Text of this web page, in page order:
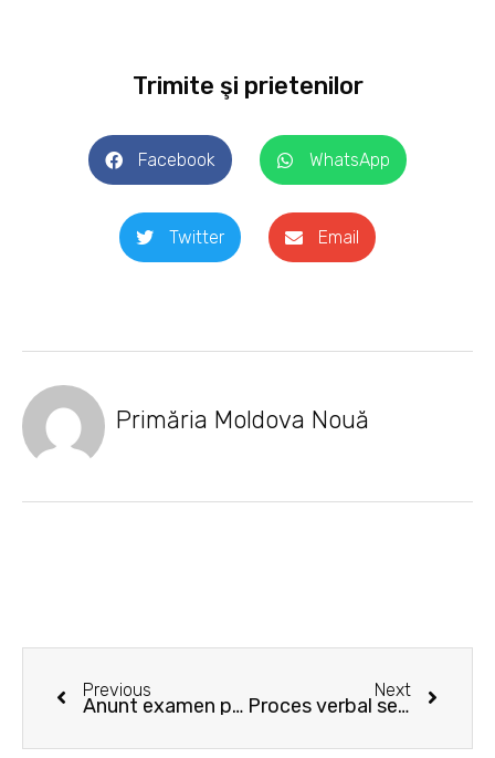
Trimite şi prietenilor
Facebook WhatsApp
Twitter Email
Primăria Moldova Nouă
Prev
Previous
Anunt examen promovare grad profesional superior
Next
Proces verbal selecţie dosare concurs
Next